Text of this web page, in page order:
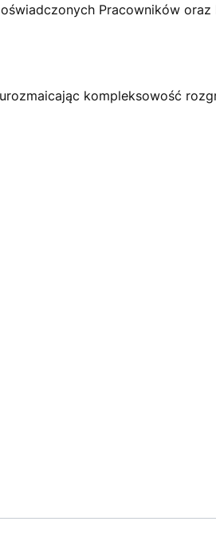
Pracowników oraz
kompleksowość